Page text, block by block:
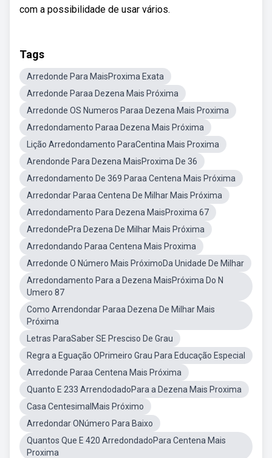
com a possibilidade de usar vários.
Tags
Arredonde Para MaisProxima Exata
Arredonde Paraa Dezena Mais Próxima
Arredonde OS Numeros Paraa Dezena Mais Proxima
Arredondamento Paraa Dezena Mais Próxima
Lição Arredondamento ParaCentina Mais Proxima
Arendonde Para Dezena MaisProxima De 36
Arredondamento De 369 Paraa Centena Mais Próxima
Arredondar Paraa Centena De Milhar Mais Próxima
Arredondamento Para Dezena MaisProxima 67
ArredondePra Dezena De Milhar Mais Próxima
Arredondando Paraa Centena Mais Proxima
Arredonde O Número Mais PróximoDa Unidade De Milhar
Arredondamento Para a Dezena MaisPróxima Do N
Umero 87
Como Arrendondar Paraa Dezena De Milhar Mais
Próxima
Letras ParaSaber SE Presciso De Grau
Regra a Eguação OPrimeiro Grau Para Educação Especial
Arredonde Paraa Centena Mais Próxima
Quanto E 233 ArrendodadoPara a Dezena Mais Proxima
Casa CentesimalMais Próximo
Arredondar ONúmero Para Baixo
Quantos Que E 420 ArredondadoPara Centena Mais
Proxima